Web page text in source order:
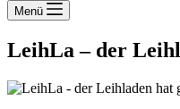
Menü
LeihLa – der